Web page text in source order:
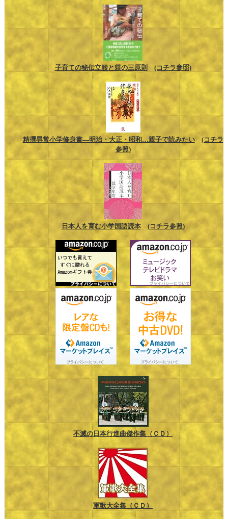
子育ての秘伝立腰と躾の三原則 (コチラ参照)
精撰尋常小学修身書―明治・大正・昭和…親子で読みたい
(コチラ
参照)
日本人を育む小学国語読本 (コチラ参照)
不滅の日本行進曲傑作集（ＣＤ）
軍歌大全集（ＣＤ）